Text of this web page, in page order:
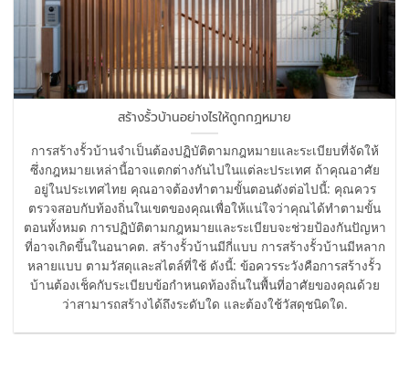
สร้างรั้วบ้านอย่างไรให้ถูกกฏหมาย
การสร้างรั้วบ้านจำเป็นต้องปฏิบัติตามกฎหมายและระเบียบที่จัดให้
ซึ่งกฎหมายเหล่านี้อาจแตกต่างกันไปในแต่ละประเทศ ถ้าคุณอาศัย
อยู่ในประเทศไทย คุณอาจต้องทำตามขั้นตอนดังต่อไปนี้: คุณควร
ตรวจสอบกับท้องถิ่นในเขตของคุณเพื่อให้แน่ใจว่าคุณได้ทำตามขั้น
ตอนทั้งหมด การปฏิบัติตามกฎหมายและระเบียบจะช่วยป้องกันปัญหา
ที่อาจเกิดขึ้นในอนาคต. สร้างรั้วบ้านมีกี่แบบ การสร้างรั้วบ้านมีหลาก
หลายแบบ ตามวัสดุและสไตล์ที่ใช้ ดังนี้: ข้อควรระวังคือการสร้างรั้ว
บ้านต้องเช็คกับระเบียบข้อกำหนดท้องถิ่นในพื้นที่อาศัยของคุณด้วย
ว่าสามารถสร้างได้ถึงระดับใด และต้องใช้วัสดุชนิดใด.